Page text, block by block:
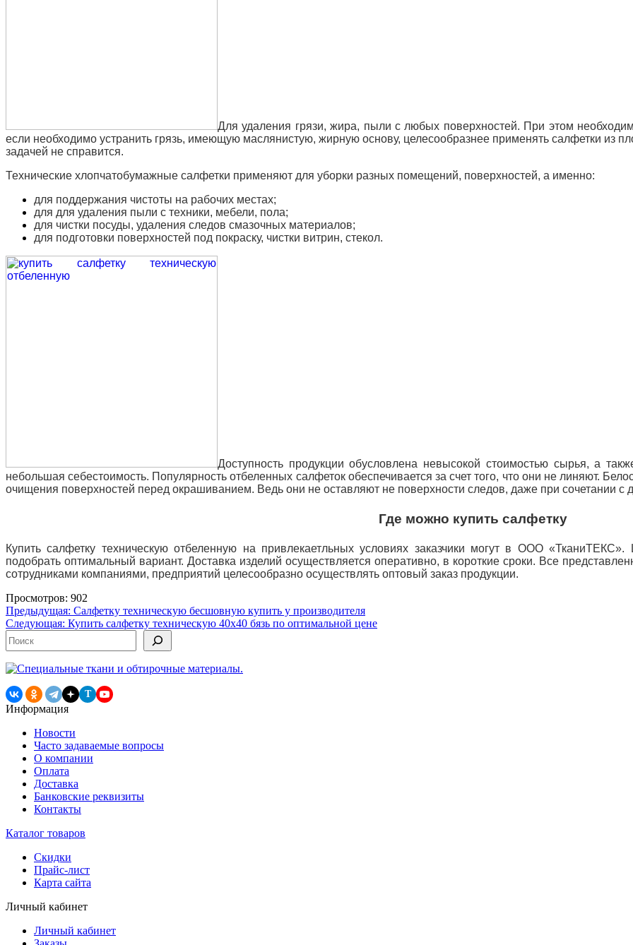
Для удаления грязи, жира, пыли с любых поверхностей. При этом
если необходимо устранить грязь, имеющую маслянистую, жирную основу, целесообразнее применять салфетки из
задачей не справится.
Технические хлопчатобумажные салфетки применяют для уборки разных помещений, поверхностей, а именно:
для поддержания чистоты на рабочих местах;
для для удаления пыли с техники, мебели, пола;
для чистки посуды, удаления следов смазочных материалов;
для подготовки поверхностей под покраску, чистки витрин, стекол.
Доступность продукции обусловлена невысокой стоимостью сырья, а
небольшая себестоимость. Популярность отбеленных салфеток обеспечивается за счет того, что они не линяют.
очищения поверхностей перед окрашиванием. Ведь они не оставляют не поверхности следов, даже при сочетании с
Где можно купить салфетку
Купить салфетку техническую отбеленную на привлекаетльных условиях заказчики могут в ООО «ТканиТЕКС».
подобрать оптимальный вариант. Доставка изделий осуществляется оперативно, в короткие сроки. Все
сотрудниками компаниями, предприятий целесообразно осуществлять оптовый заказ продукции.
Просмотров: 902
Навигация
по
записям
Предыдущая: Салфетку техническую бесшовную купить у производителя
Следующая: Купить салфетку техническую 40х40 бязь по оптимальной цене
Поиск
T
Информация
Новости
Часто задаваемые вопросы
О компании
Оплата
Доставка
Банковские реквизиты
Контакты
Каталог товаров
Скидки
Прайс-лист
Карта сайта
Личный кабинет
Личный кабинет